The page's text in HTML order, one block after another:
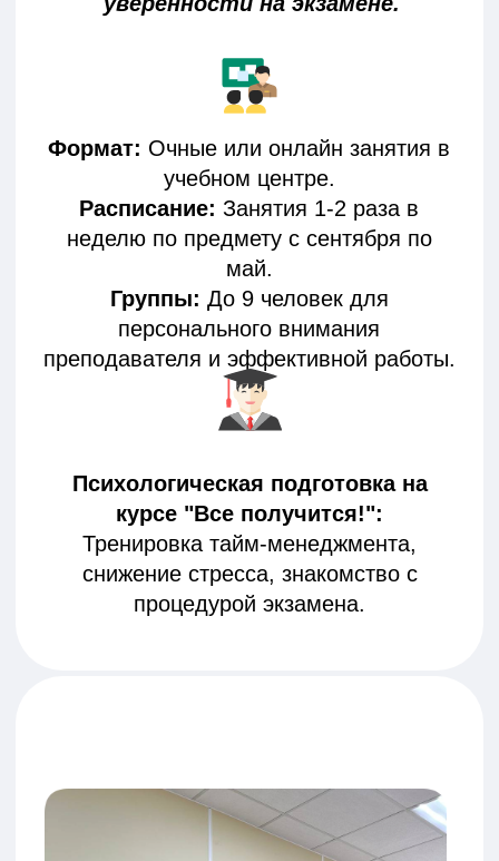
Экспресс-подготовка учащихся к
успешной сдаче ОГЭ и ЕГЭ,
направленная на максимальное
повышение баллов, устранение
пробелов в знаниях и
формирование уверенности на
экзамене.
До 9 человек для
персонального внимания
преподавателя и эффективной работы.